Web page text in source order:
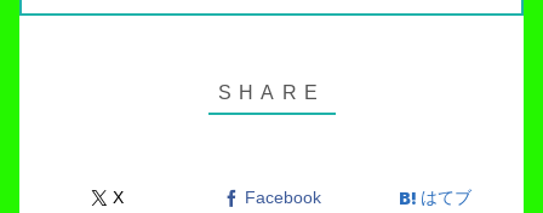
X Facebook はてブ